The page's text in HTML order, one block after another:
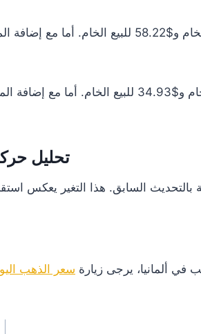
تحليل
في ألمانيا، يرجى زيارة سعر الذهب